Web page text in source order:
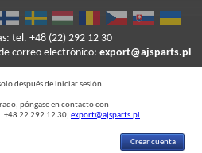
correo electrónico: export@ajsparts.pl
tel. +48 (22) 292 12 30
después de iniciar sesión.
póngase en contacto con
+48 22 292 12 30, export@ajsparts.pl
Crear cuenta